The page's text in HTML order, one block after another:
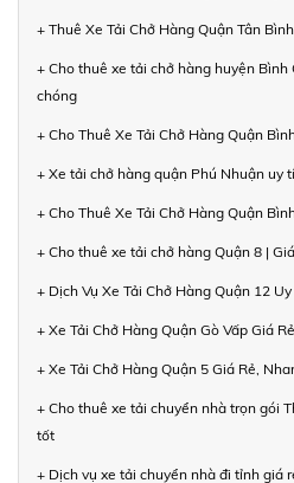
+ Thuê Xe Tải Chở Hàng Quận Tân
+ Cho thuê xe tải chở hàng huyện
chóng
+ Cho Thuê Xe Tải Chở Hàng Quận
+ Xe tải chở hàng quận Phú Nhuận uy
+ Cho Thuê Xe Tải Chở Hàng Quận
+ Cho thuê xe tải chở hàng Quận 8 |
+ Dịch Vụ Xe Tải Chở Hàng Quận 12
+ Xe Tải Chở Hàng Quận Gò Vấp Giá
+ Xe Tải Chở Hàng Quận 5 Giá Rẻ,
+ Cho thuê xe tải chuyển nhà trọn gói
tốt
+ Dịch vụ xe tải chuyển nhà đi tỉnh giá